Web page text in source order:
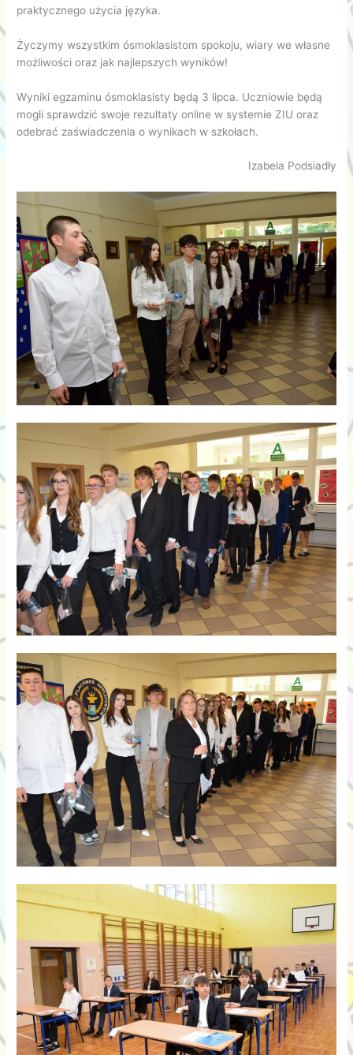
praktycznego użycia języka.
Życzymy wszystkim ósmoklasistom spokoju, wiary we własne
możliwości oraz jak najlepszych wyników!
Wyniki egzaminu ósmoklasisty będą 3 lipca. Uczniowie będą
mogli sprawdzić swoje rezultaty online w systemie ZIU oraz
odebrać zaświadczenia o wynikach w szkołach.
Izabela Podsiadły